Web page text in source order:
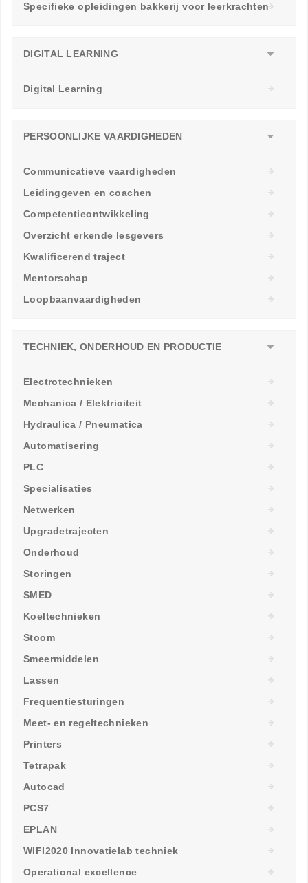
Specifieke opleidingen bakkerij voor leerkrachten
DIGITAL LEARNING
Digital Learning
PERSOONLIJKE VAARDIGHEDEN
Communicatieve vaardigheden
Leidinggeven en coachen
Competentieontwikkeling
Overzicht erkende lesgevers
Kwalificerend traject
Mentorschap
Loopbaanvaardigheden
TECHNIEK, ONDERHOUD EN PRODUCTIE
Electrotechnieken
Mechanica / Elektriciteit
Hydraulica / Pneumatica
Automatisering
PLC
Specialisaties
Netwerken
Upgradetrajecten
Onderhoud
Storingen
SMED
Koeltechnieken
Stoom
Smeermiddelen
Lassen
Frequentiesturingen
Meet- en regeltechnieken
Printers
Tetrapak
Autocad
PCS7
EPLAN
WIFI2020 Innovatielab techniek
Operational excellence